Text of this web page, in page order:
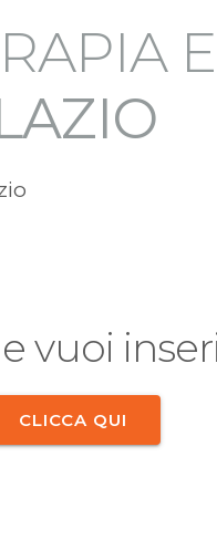
vuoi
CLICCA QUI